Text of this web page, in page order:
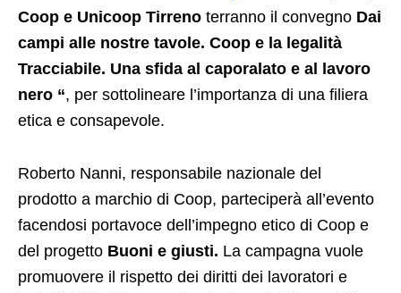
Coop e Unicoop Tirreno terranno il convegno Dai
campi alle nostre tavole. Coop e la legalità
Tracciabile. Una sfida al caporalato e al lavoro
nero “, per sottolineare l’importanza di una filiera
etica e consapevole.
Roberto Nanni, responsabile nazionale del
prodotto a marchio di Coop, parteciperà all’evento
facendosi portavoce dell’impegno etico di Coop e
del progetto Buoni e giusti. La campagna vuole
promuovere il rispetto dei diritti dei lavoratori e